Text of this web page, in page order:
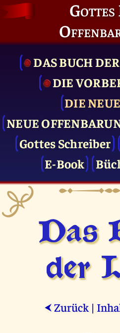
Gottes
DAS BUCH
DIE
DIE
NEUE
Gottes Schreiber
E-Book
Das
der
⮜ Zurück |